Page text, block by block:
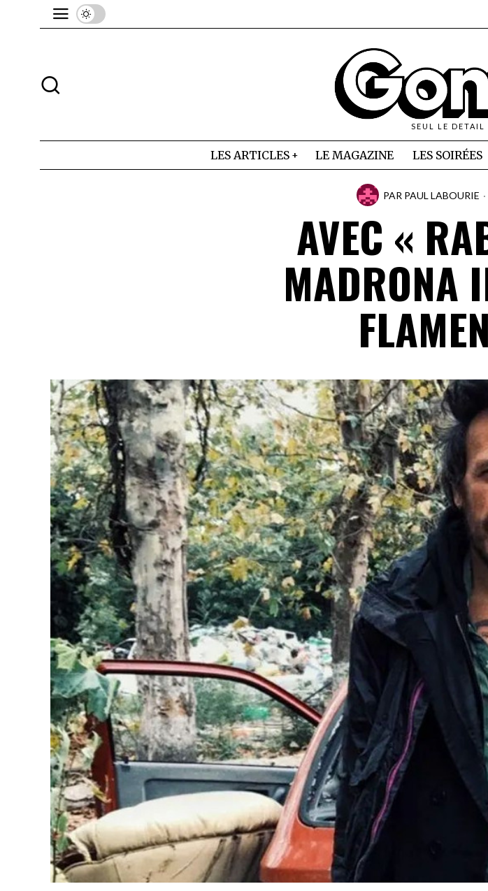
SEUL LE DETAIL
LES ARTICLES LE MAGAZINE LES SOIRÉES
PAR PAUL LABOURIE
AVEC «
MADRONA